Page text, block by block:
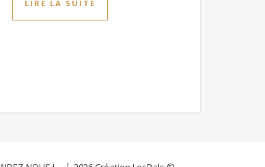
LIRE LA SUITE